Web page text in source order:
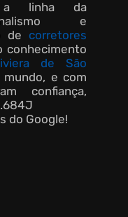
a linha da
e
de corretores
conhecimento
de São
e com
confiança,
do Google!